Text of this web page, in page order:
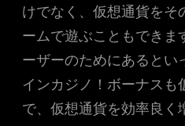
けでなく、仮想通貨をそ
ームで遊ぶこともできま
ーザーのためにあるとい
インカジノ！ボーナスも
で、仮想通貨を効率良く